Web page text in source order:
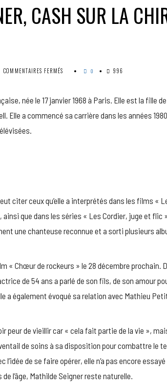
CASH SUR LA
COMMENTAIRES FERMÉS
CASH
LA
0 996
née le 17 janvier 1968 à Paris. Elle est la fille
Elle a commencé sa carrière dans les années
citer ceux qu’elle a interprétés dans les films «
que dans les séries « Les Cordier, juge et flic
une chanteuse reconnue et a sorti plusieurs
« Chœur de rockeurs » le 28 décembre prochain.
de 54 ans a parlé de son fils, de son amour
a également évoqué sa relation avec Mathieu
peur de vieillir car « cela fait partie de la vie »,
de soins à sa disposition pour combattre le
l’idée de se faire opérer, elle n’a pas encore
l’âge, Mathilde Seigner reste naturelle.